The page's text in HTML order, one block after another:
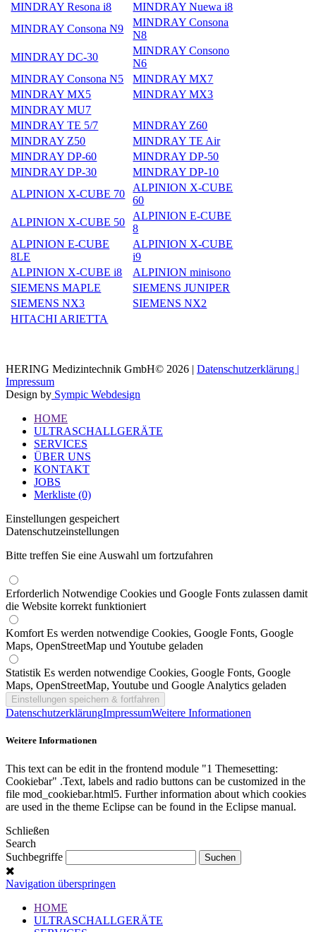
MINDRAY Resona i8
MINDRAY Nuewa i8
MINDRAY Consona N9
MINDRAY Consona
N8
MINDRAY DC-30
MINDRAY Consono
N6
MINDRAY Consona N5
MINDRAY MX7
MINDRAY MX5
MINDRAY MX3
MINDRAY MU7
MINDRAY TE 5/7
MINDRAY Z60
MINDRAY Z50
MINDRAY TE Air
MINDRAY DP-60
MINDRAY DP-50
MINDRAY DP-30
MINDRAY DP-10
ALPINION X-CUBE 70
ALPINION X-CUBE
60
ALPINION X-CUBE 50
ALPINION E-CUBE
8
ALPINION E-CUBE
8LE
ALPINION X-CUBE
i9
ALPINION X-CUBE i8
ALPINION minisono
SIEMENS MAPLE
SIEMENS JUNIPER
SIEMENS NX3
SIEMENS NX2
HITACHI ARIETTA
HERING Medizintechnik GmbH© 2026 | Datenschutzerklärung |
Impressum
Design by Sympic Webdesign
HOME
ULTRASCHALLGERÄTE
SERVICES
ÜBER UNS
KONTAKT
JOBS
Merkliste (0)
Einstellungen gespeichert
Datenschutzeinstellungen
Bitte treffen Sie eine Auswahl um fortzufahren
Erforderlich Notwendige Cookies und Google Fonts zulassen damit
die Website korrekt funktioniert
Komfort Es werden notwendige Cookies, Google Fonts, Google
Maps, OpenStreetMap und Youtube geladen
Statistik Es werden notwendige Cookies, Google Fonts, Google
Maps, OpenStreetMap, Youtube und Google Analytics geladen
DatenschutzerklärungImpressumWeitere Informationen
Weitere Informationen
This text can be edit in the frontend module "1 Themesetting:
Cookiebar" .Text, labels and radio buttons can be customized in the
file mod_cookiebar.html5. Further information about which cookies
are used in the theme Eclipse can be found in the Eclipse manual.
Schließen
Search
Suchbegriffe
Navigation überspringen
HOME
ULTRASCHALLGERÄTE